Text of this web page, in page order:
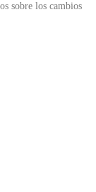
sobre los cambios